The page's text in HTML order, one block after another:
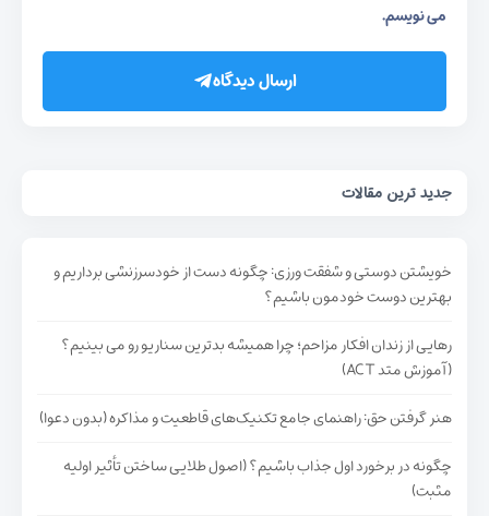
می نویسم.
ارسال دیدگاه
جدید ترین مقالات
خویشتن دوستی و شفقت ورزی: چگونه دست از خودسرزنشی برداریم و
بهترین دوست خودمون باشیم؟
رهایی از زندان افکار مزاحم؛ چرا همیشه بدترین سناریو رو می بینیم؟
(آموزش متد ACT)
هنر گرفتن حق: راهنمای جامع تکنیک‌های قاطعیت و مذاکره (بدون دعوا)
چگونه در برخورد اول جذاب باشیم؟ (اصول طلایی ساختن تأثیر اولیه
مثبت)